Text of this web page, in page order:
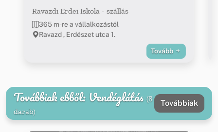
Ravazdi Erdei Iskola - szállás
365 m-re a vállalkozástól
Ravazd , Erdészet utca 1.
Tovább
Továbbiak ebből: Vendéglátás (8
darab)
Továbbiak